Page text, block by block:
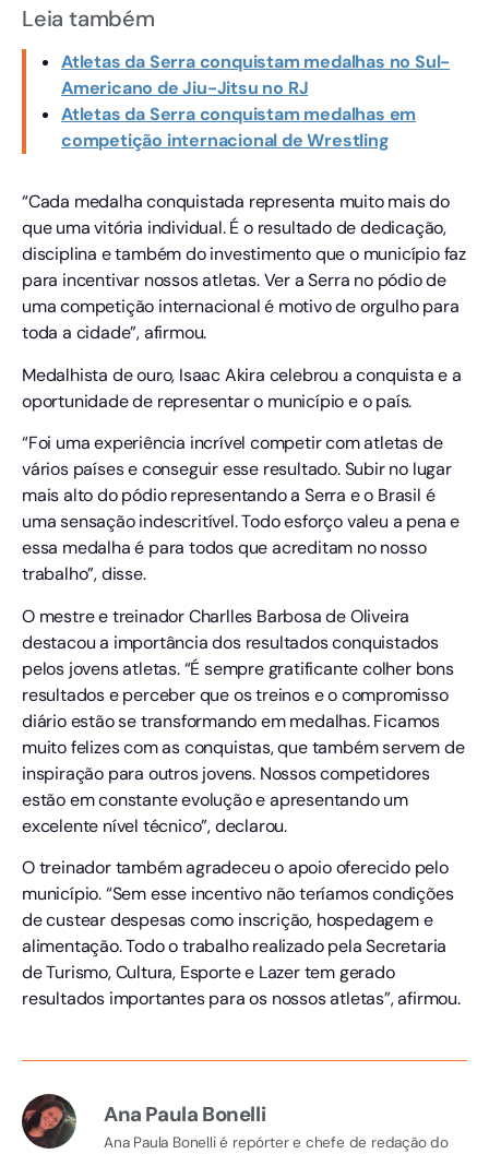
Leia também
Atletas da Serra conquistam medalhas no Sul-
Americano de Jiu-Jitsu no RJ
Atletas da Serra conquistam medalhas em
competição internacional de Wrestling
“Cada medalha conquistada representa muito mais do
que uma vitória individual. É o resultado de dedicação,
disciplina e também do investimento que o município faz
para incentivar nossos atletas. Ver a Serra no pódio de
uma competição internacional é motivo de orgulho para
toda a cidade”, afirmou.
Medalhista de ouro, Isaac Akira celebrou a conquista e a
oportunidade de representar o município e o país.
“Foi uma experiência incrível competir com atletas de
vários países e conseguir esse resultado. Subir no lugar
mais alto do pódio representando a Serra e o Brasil é
uma sensação indescritível. Todo esforço valeu a pena e
essa medalha é para todos que acreditam no nosso
trabalho”, disse.
O mestre e treinador Charlles Barbosa de Oliveira
destacou a importância dos resultados conquistados
pelos jovens atletas. “É sempre gratificante colher bons
resultados e perceber que os treinos e o compromisso
diário estão se transformando em medalhas. Ficamos
muito felizes com as conquistas, que também servem de
inspiração para outros jovens. Nossos competidores
estão em constante evolução e apresentando um
excelente nível técnico”, declarou.
O treinador também agradeceu o apoio oferecido pelo
município. “Sem esse incentivo não teríamos condições
de custear despesas como inscrição, hospedagem e
alimentação. Todo o trabalho realizado pela Secretaria
de Turismo, Cultura, Esporte e Lazer tem gerado
resultados importantes para os nossos atletas”, afirmou.
Ana Paula Bonelli
Ana Paula Bonelli é repórter e chefe de redação do